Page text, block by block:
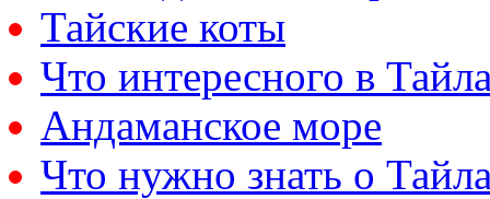
Тайские коты
Что интересного в
Андаманское море
Что нужно знать о